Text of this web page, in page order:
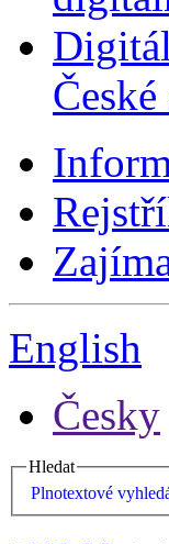
English
Česky
Hledat
Plnotextové